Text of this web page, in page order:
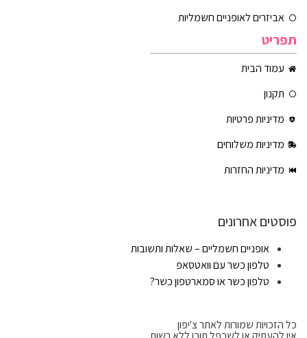
אביזרים לאופניים חשמליות
תפריט
עמוד הבית
תקנון
מדיניות פרטיות
מדיניות משלוחים
מדיניות החזרות
פוסטים אחרונים
אופניים חשמליים – שאלות ותשובות
טלפון כשר עם וואטסאפ
טלפון כשר או סמארטפון כשר?
כל הזכויות שמורות לאתר צ'יפון